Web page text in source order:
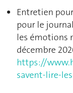
Entretien
pour le journal
les émotions
décembre
https://
savent-lire-